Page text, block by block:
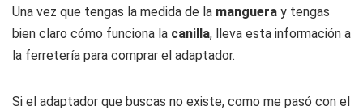
Una vez que tengas la medida de la manguera y tengas
bien claro cómo funciona la canilla, lleva esta información a
la ferretería para comprar el adaptador.
Si el adaptador que buscas no existe, como me pasó con el